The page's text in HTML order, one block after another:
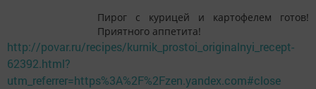
Пирог с курицей и картофелем готов!
Приятного аппетита!
http://povar.ru/recipes/kurnik_prostoi_originalnyi_recept-
62392.html?
utm_referrer=https%3A%2F%2Fzen.yandex.com#close